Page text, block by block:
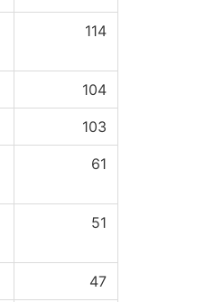
114
104
103
61
51
47